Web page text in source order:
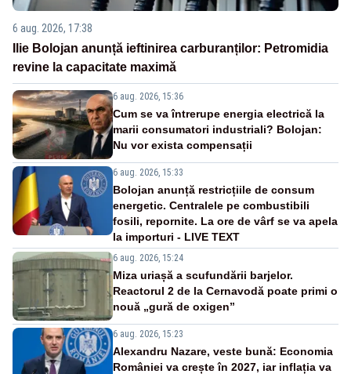
6 aug. 2026, 17:38
Ilie Bolojan anunță ieftinirea carburanților: Petromidia
revine la capacitate maximă
6 aug. 2026, 15:36
Cum se va întrerupe energia electrică la
marii consumatori industriali? Bolojan:
Nu vor exista compensații
6 aug. 2026, 15:33
Bolojan anunță restricțiile de consum
energetic. Centralele pe combustibili
fosili, repornite. La ore de vârf se va apela
la importuri - LIVE TEXT
6 aug. 2026, 15:24
Miza uriașă a scufundării barjelor.
Reactorul 2 de la Cernavodă poate primi o
nouă „gură de oxigen”
6 aug. 2026, 15:23
Alexandru Nazare, veste bună: Economia
României va crește în 2027, iar inflația va